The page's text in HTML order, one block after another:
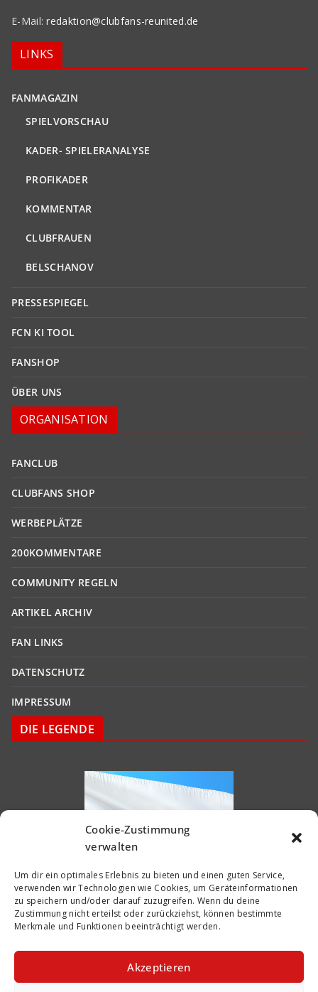
Cookie-Zustimmung
verwalten
Um dir ein optimales Erlebnis zu bieten und einen guten Service,
verwenden wir Technologien wie Cookies, um Geräteinformationen
zu speichern und/oder darauf zuzugreifen. Wenn du deine
Zustimmung nicht erteilst oder zurückziehst, können bestimmte
Merkmale und Funktionen beeinträchtigt werden.
Akzeptieren
E-Mail: redaktion@clubfans-reunited.de
LINKS
FANMAGAZIN
SPIELVORSCHAU
KADER- SPIELERANALYSE
PROFIKADER
KOMMENTAR
CLUBFRAUEN
BELSCHANOV
PRESSESPIEGEL
FCN KI TOOL
FANSHOP
ÜBER UNS
ORGANISATION
FANCLUB
CLUBFANS SHOP
WERBEPLÄTZE
200KOMMENTARE
COMMUNITY REGELN
ARTIKEL ARCHIV
FAN LINKS
DATENSCHUTZ
IMPRESSUM
DIE LEGENDE